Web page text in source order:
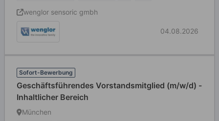
wenglor sensoric gmbh
04.08.2026
Sofort-Bewerbung
Geschäftsführendes Vorstandsmitglied (m/w/d) -
Inhaltlicher Bereich
München